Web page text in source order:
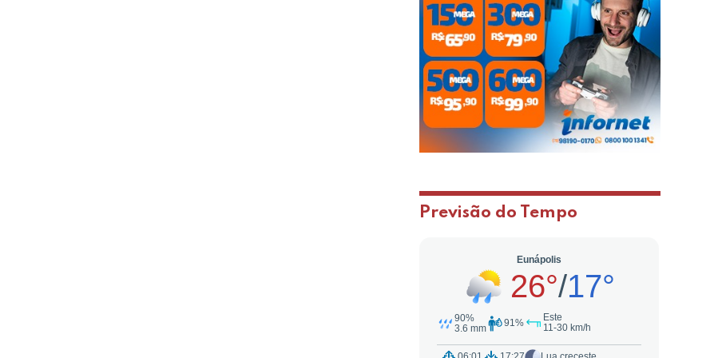
Previsão do Tempo